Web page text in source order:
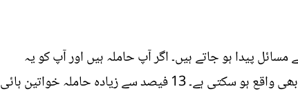
سے 10 میں سے 3 خواتین میں بانجھ کے مسائل پیدا ہو جاتے ہیں۔ اگر آپ حاملہ ہیں اور آپ کو یہ
بیماری بھی ہے تو یہ ایک ممکنہ خدشہ ہوتا ہے کہ حمل کے اندر بچے کی موت بھی واقع ہو سکتی ہے۔ 13 فیصد سے زیادہ حاملہ خواتین ہائی